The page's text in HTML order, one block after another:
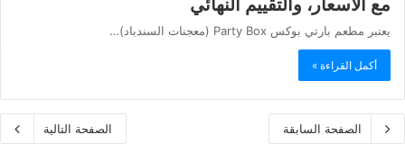
يعتبر مطعم بارتي بوكس Party Box (معجنات السندباد)…
أكمل القراءة »
الصفحة السابقة الصفحة التالية